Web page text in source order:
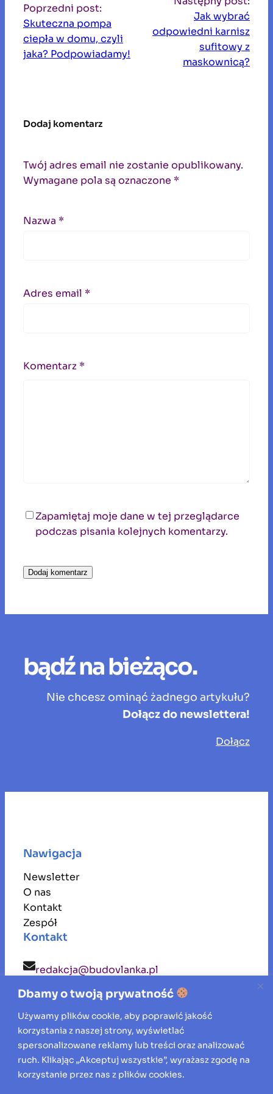
Dbamy o twoją prywatność
Używamy plików cookie, aby poprawić jakość
korzystania z naszej strony, wyświetlać
spersonalizowane reklamy lub treści oraz analizować
ruch. Klikając „Akceptuj wszystkie”, wyrażasz zgodę na
korzystanie przez nas z plików cookies.
Poprzedni post:
Skuteczna pompa
ciepła w domu, czyli
jaka? Podpowiadamy!
Jak wybrać
odpowiedni karnisz
sufitowy z
maskownicą?
Dodaj komentarz
Twój adres email nie zostanie opublikowany.
Wymagane pola są oznaczone *
Nazwa *
Adres email *
Komentarz *
Zapamiętaj moje dane w tej przeglądarce
podczas pisania kolejnych komentarzy.
bądź na bieżąco.
Nie chcesz ominąć żadnego artykułu?
Dołącz do newslettera!
Dołącz
Nawigacja
Newsletter
O nas
Kontakt
Zespół
Kontakt
redakcja@budovlanka.pl
Inspiracje, porady i aktualności ze świata
budownictwa, remontów oraz aranżacji
wnętrz.